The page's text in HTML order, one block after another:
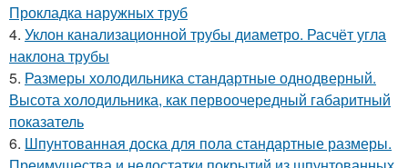
Прокладка наружных труб
4. Уклон канализационной трубы диаметро. Расчёт угла
наклона трубы
5. Размеры холодильника стандартные однодверный.
Высота холодильника, как первоочередный габаритный
показатель
6. Шпунтованная доска для пола стандартные размеры.